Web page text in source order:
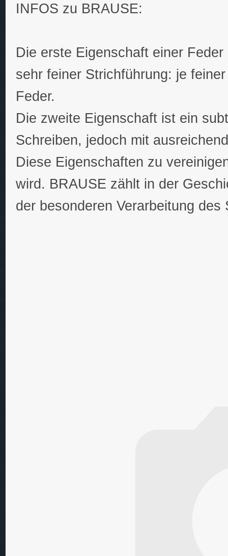
INFOS zu BRAUSE:
Die erste Eigenschaft einer
sehr feiner Strichführung: je
Feder.
Die zweite Eigenschaft ist ein
Schreiben, jedoch mit
Diese Eigenschaften zu
wird. BRAUSE zählt in der
der besonderen Verarbeitung